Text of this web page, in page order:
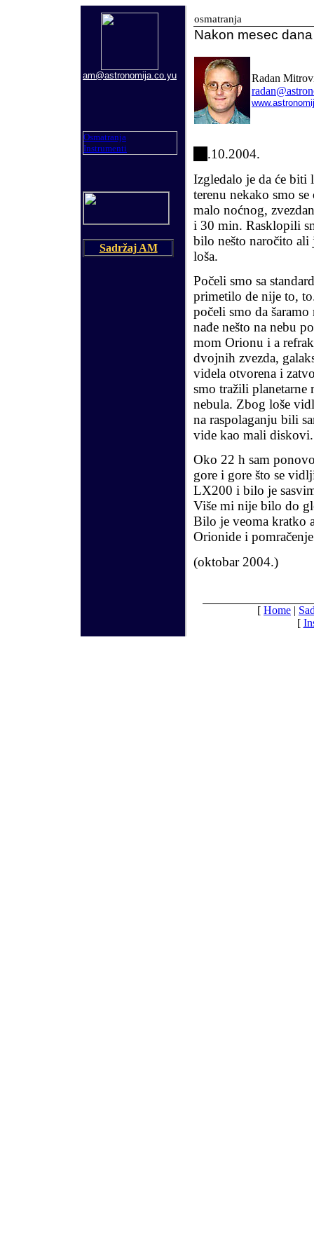
am@astronomija.co.yu
Osmatranja
Instrumenti
Sadržaj AM
osmatranja
Nakon mesec dana
Radan
.10.2004.
Izgledalo je da će biti
terenu nekako smo
malo noćnog,
i 30 min. Rasklopili
bilo nešto naročito ali
loša.
Počeli smo sa
primetilo de nije to,
počeli smo da
nađe nešto na nebu
mom Orionu i a
dvojnih zvezda,
videla otvorena i
smo tražili
nebula. Zbog loše
na raspolaganju bili
vide kao mali diskovi.
Oko 22 h sam
gore i gore što se
LX200 i bilo je
Više mi nije bilo do
Bilo je veoma kratko
Orionide i
(oktobar 2004.)
[ Home |
[